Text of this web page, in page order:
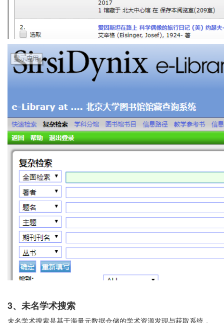
3、未名学术搜索
未名学术搜索是基于海量元数据仓储的学术资源发现与获取系统，